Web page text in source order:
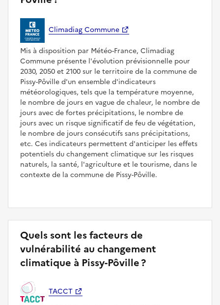
Climadiag Commune
Mis à disposition par Météo-France, Climadiag
Commune présente l'évolution prévisionnelle pour
2030, 2050 et 2100 sur le territoire de la commune de
Pissy-Pôville d'un ensemble d'indicateurs
météorologiques, tels que la température moyenne,
le nombre de jours en vague de chaleur, le nombre de
jours avec de fortes précipitations, le nombre de
jours avec un risque significatif de feu de végétation,
le nombre de jours consécutifs sans précipitations,
etc. Ces indicateurs permettent d'anticiper les effets
potentiels du changement climatique sur les risques
naturels, la santé, l'agriculture et le tourisme, dans le
contexte de la commune de Pissy-Pôville.
Quels sont les facteurs de
vulnérabilité au changement
climatique à Pissy-Pôville ?
TACCT